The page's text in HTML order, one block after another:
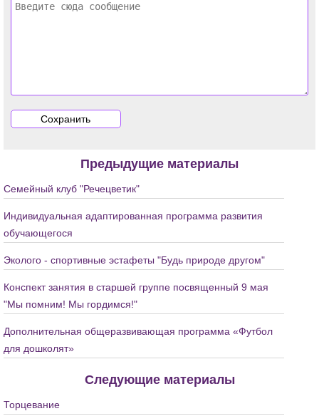
Предыдущие материалы
Семейный клуб "Речецветик"
Индивидуальная адаптированная программа развития
обучающегося
Эколого - спортивные эстафеты "Будь природе другом"
Конспект занятия в старшей группе посвященный 9 мая
"Мы помним! Мы гордимся!"
Дополнительная общеразвивающая программа «Футбол
для дошколят»
Следующие материалы
Торцевание